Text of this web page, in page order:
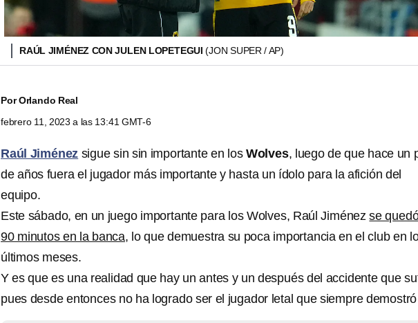
RAÚL JIMÉNEZ CON JULEN LOPETEGUI(JON SUPER / AP)
PorOrlando Real
febrero 11, 2023 a las 13:41 GMT-6
Raúl Jiménez sigue sin sin importante en los Wolves, luego de que hace un
de años fuera el jugador más importante y hasta un ídolo para la afición del
equipo.
Este sábado, en un juego importante para los Wolves, Raúl Jiménezse
90 minutos en la banca, lo que demuestra su poca importancia en el club en
últimos meses.
Y es que es una realidad que hay un antes y un después del accidente que
pues desde entonces no ha logrado ser el jugador letal que siempre